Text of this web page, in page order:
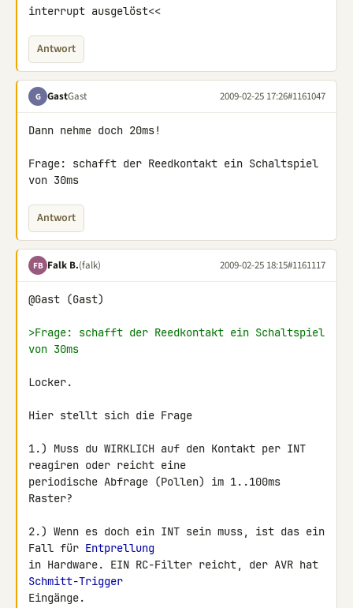
interrupt ausgelöst<<
Antwort
G GastGast 2009-02-25 17:26#1161047
Dann nehme doch 20ms!
Frage: schafft der Reedkontakt ein Schaltspiel
von 30ms
Antwort
FB Falk B.(falk) 2009-02-25 18:15#1161117
@Gast (Gast)
>Frage: schafft der Reedkontakt ein Schaltspiel
von 30ms
Locker.
Hier stellt sich die Frage
1.) Muss du WIRKLICH auf den Kontakt per INT
reagiren oder reicht eine
periodische Abfrage (Pollen) im 1..100ms
Raster?
2.) Wenn es doch ein INT sein muss, ist das ein
Fall für Entprellung
Schmitt-Trigger
Eingänge.